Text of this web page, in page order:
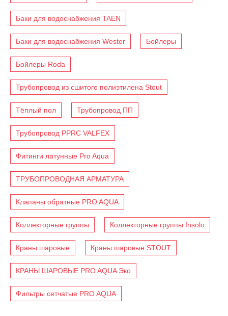
Баки для водоснабжения TAEN
Баки для водоснабжения Wester Бойлеры
Бойлеры Roda
Трубопровод из сшитого полиэтилена Stout
Тёплый пол Трубопровод ПП
Трубопровод PPRC VALFEX
Фитинги латунные Pro Aqua
ТРУБОПРОВОДНАЯ АРМАТУРА
Клапаны обратные PRO AQUA
Коллекторные группы Коллекторные группы Insolo
Краны шаровые Краны шаровые STOUT
КРАНЫ ШАРОВЫЕ PRO AQUA Эко
Фильтры сетчатые PRO AQUA